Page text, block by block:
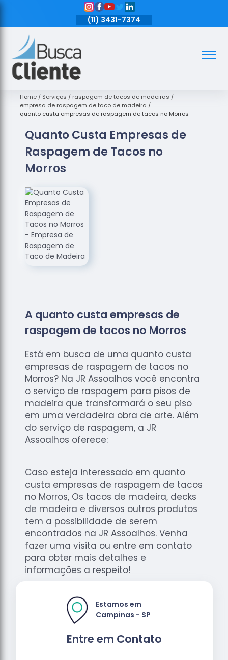
(11) 3431-7374
Assoalhos
de Madeira
Decks de
Empresas
de
Assoalhos
de Madeira
Loja de
Assoalhos
Raspagem
de
Assoalhos
Raspagem
Madeiras
Raspagens
de Pisos
Tacos de
Madeiras
Home Serviços
raspagem de tacos de madeiras
empresa de raspagem de taco de madeira
quanto custa empresas de raspagem de tacos no Morros
Quanto Custa Empresas de
Raspagem de Tacos no
Morros
A quanto custa empresas de
raspagem de tacos no Morros
Está em busca de uma quanto custa
empresas de raspagem de tacos no
Morros? Na JR Assoalhos você encontra
o serviço de raspagem para pisos de
madeira que transformará o seu piso
em uma verdadeira obra de arte. Além
do serviço de raspagem, a JR
Assoalhos oferece:
Caso esteja interessado em quanto
custa empresas de raspagem de tacos
no Morros, Os tacos de madeira, decks
de madeira e diversos outros produtos
tem a possibilidade de serem
encontrados na JR Assoalhos. Venha
fazer uma visita ou entre em contato
para obter mais detalhes e
informações a respeito!
Entre em Contato
Estamos em
Campinas - SP